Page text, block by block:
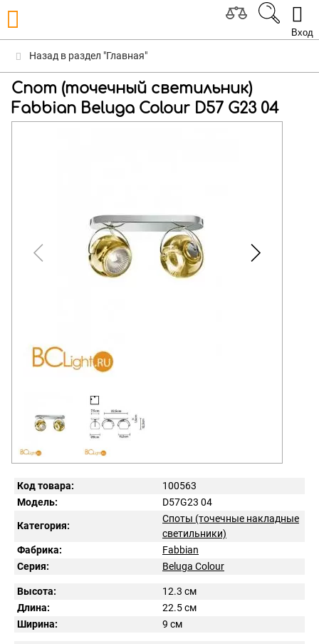
Вход
Назад в раздел "Главная"
Спот (точечный светильник)
Fabbian Beluga Colour D57 G23 04
Код товара:
100563
Модель:
D57G23 04
Категория:
Споты (точечные накладные
светильники)
Фабрика:
Fabbian
Серия:
Beluga Colour
Высота:
12.3 см
Длина:
22.5 см
Ширина:
9 см